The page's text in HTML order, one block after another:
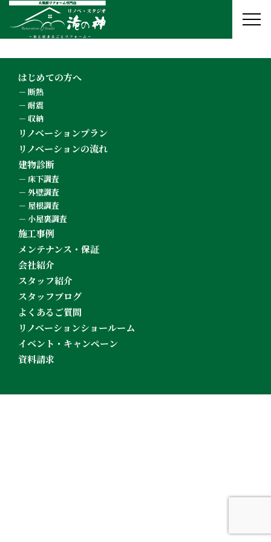
はじめての方へ
断熱
耐震
収納
リノベーションプラン
リノベーションの流れ
建物診断
床下調査
外壁調査
屋根調査
小屋裏調査
施工事例
メンテナンス・保証
会社紹介
スタッフ紹介
スタッフブログ
よくあるご質問
リノベーションショールーム
イベント・キャンペーン
資料請求